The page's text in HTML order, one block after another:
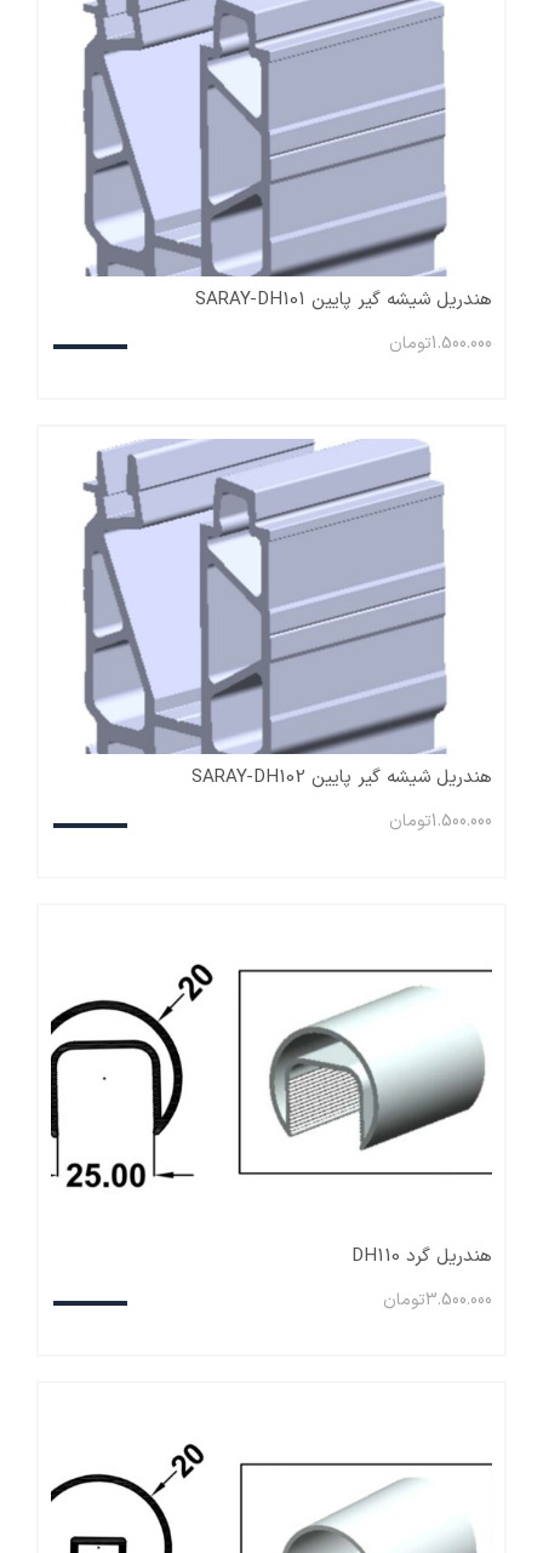
هندریل شیشه گیر پایین SARAY-DH101
1.500.000تومان
هندریل شیشه گیر پایین SARAY-DH102
1.500.000تومان
هندریل گرد DH110
3.500.000تومان